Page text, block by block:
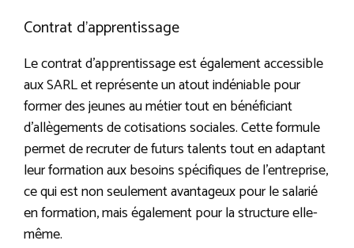
Contrat d’apprentissage
Le contrat d’apprentissage est également accessible
aux SARL et représente un atout indéniable pour
former des jeunes au métier tout en bénéficiant
d’allègements de cotisations sociales. Cette formule
permet de recruter de futurs talents tout en adaptant
leur formation aux besoins spécifiques de l’entreprise,
ce qui est non seulement avantageux pour le salarié
en formation, mais également pour la structure elle-
même.